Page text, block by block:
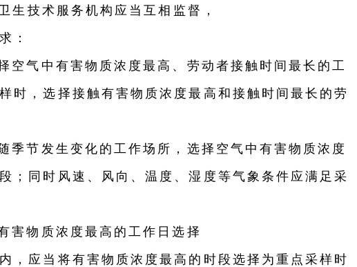
技术服务机构应当互相监督，
：
空气中有害物质浓度最高、劳动者接触时间最长的工
时，选择接触有害物质浓度最高和接触时间最长的劳
季节发生变化的工作场所，选择空气中有害物质浓度
；同时风速、风向、温度、湿度等气象条件应满足采
害物质浓度最高的工作日选择
，应当将有害物质浓度最高的时段选择为重点采样时